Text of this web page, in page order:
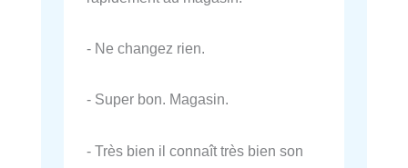
- Ne changez rien.
- Super bon. Magasin.
- Très bien il connaît très bien son